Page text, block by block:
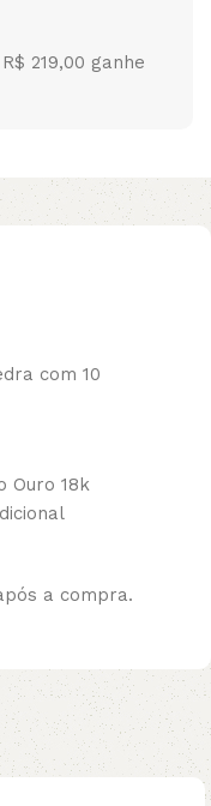
219,00 ganhe
com 10
Ouro 18k
a compra.